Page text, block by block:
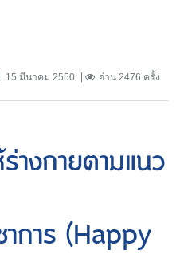
15 มีนาคม 2550 อ่าน 2476 ครั้ง
างกายตามแนว
าการ (Happy